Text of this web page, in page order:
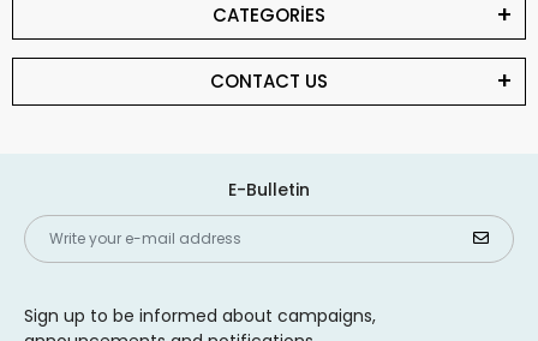
CATEGORİES
CONTACT US
E-Bulletin
Sign up to be informed about campaigns,